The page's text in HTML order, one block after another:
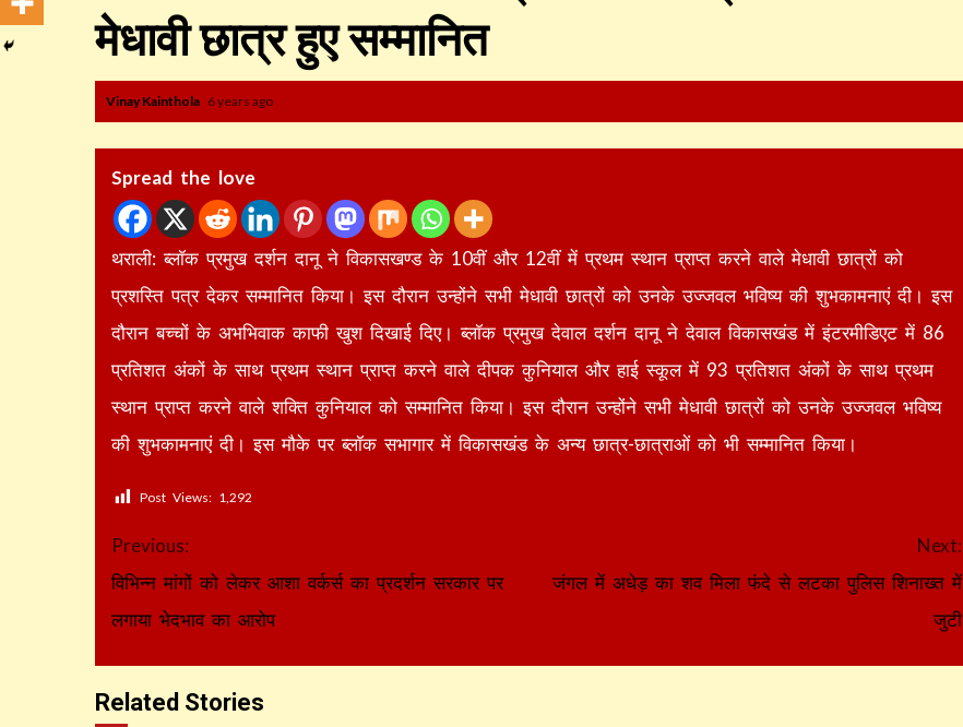
मेधावी छात्र हुए सम्मानित
Vinay Kainthola 6 years ago
Spread the love
थराली: ब्लॉक प्रमुख दर्शन दानू ने विकासखण्ड के 10वीं और 12वीं में प्रथम स्थान प्राप्त करने वाले मेधावी छात्रों को
प्रशस्ति पत्र देकर सम्मानित किया। इस दौरान उन्होंने सभी मेधावी छात्रों को उनके उज्जवल भविष्य की शुभकामनाएं दी। इस
दौरान बच्चों के अभभिवाक काफी खुश दिखाई दिए। ब्लॉक प्रमुख देवाल दर्शन दानू ने देवाल विकासखंड में इंटरमीडिएट में 86
प्रतिशत अंकों के साथ प्रथम स्थान प्राप्त करने वाले दीपक कुनियाल और हाई स्कूल में 93 प्रतिशत अंकों के साथ प्रथम
स्थान प्राप्त करने वाले शक्ति कुनियाल को सम्मानित किया। इस दौरान उन्होंने सभी मेधावी छात्रों को उनके उज्जवल भविष्य
की शुभकामनाएं दी। इस मौके पर ब्लॉक सभागार में विकासखंड के अन्य छात्र-छात्राओं को भी सम्मानित किया।
Post Views: 1,292
Continue
Reading
Previous:
विभिन्न मांगों को लेकर आशा वर्कर्स का प्रदर्शन सरकार पर
लगाया भेदभाव का आरोप
Next:
जंगल में अधेड़ का शव मिला फंदे से लटका पुलिस शिनाख्त में
जुटी
Related Stories